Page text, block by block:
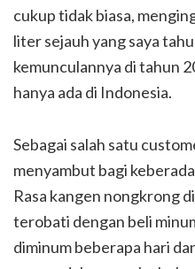
cukup tidak biasa,
liter sejauh yang saya
kemunculannya di tahun
hanya ada di Indonesia.
Sebagai salah satu
menyambut bagi
Rasa kangen nongkrong
terobati dengan beli
diminum beberapa hari